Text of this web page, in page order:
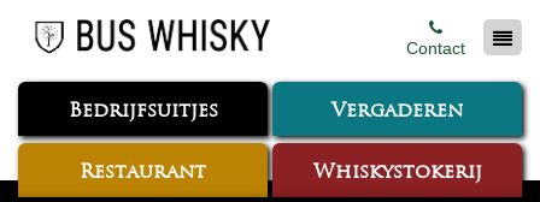
Contact
Bedrijfsuitjes Vergaderen
Restaurant Whiskystokerij